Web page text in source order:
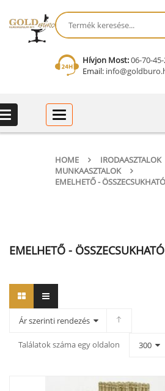
Hívjon Most:06-70-
Email:
Categories
Categories
HOME
IRODAASZTALOK
MUNKAASZTALOK
EMELHETŐ -
EMELHETŐ -
Ár szerinti rendezés
Találatok száma egy oldalon 300